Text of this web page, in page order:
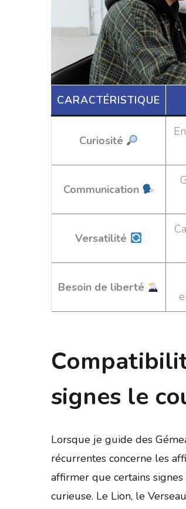
CARACTÉRISTIQUE
Curiosité
Communication
Versatilité
Besoin de liberté
signes le
Lorsque je guide des
récurrentes concerne les
affirmer que certains
curieuse. Le Lion, le